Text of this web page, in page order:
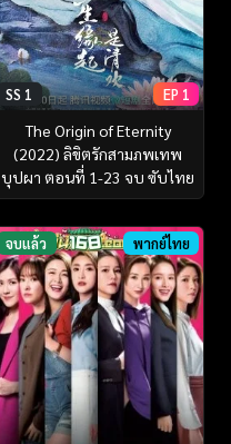
SS 1 EP 1
The Origin of Eternity
(2022) ลิขิตรักสามภพเทพ
บุปผา ตอนที่ 1-23 จบ ซับไทย
จบแล้ว พากย์ไทย